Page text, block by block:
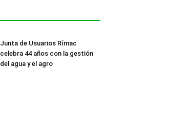
Junta de Usuarios Rímac
celebra 44 años con la gestión
del agua y el agro